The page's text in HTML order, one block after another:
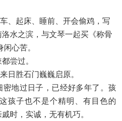
起床、睡前、开会偷鸡，写
水之滨，与文琴一起买《称骨
心苦。
尝过。
胜石门巍巍启原。
地过日子，已经好多年了。孩
孩子也不是个精明、有目色的
时，实诚，无有机巧。